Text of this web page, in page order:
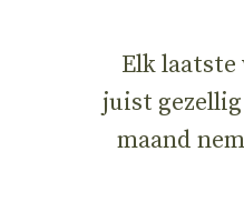
Elk laatste
juist gezellig
maand